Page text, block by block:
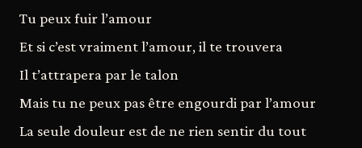
Tu peux fuir l’amour
Et si c’est vraiment l’amour, il te trouvera
Il t’attrapera par le talon
Mais tu ne peux pas être engourdi par l’amour
La seule douleur est de ne rien sentir du tout